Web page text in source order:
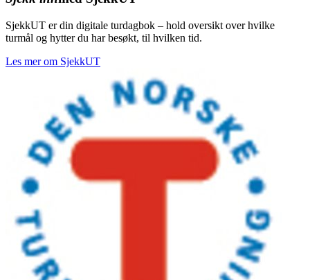
SjekkUT er din digitale turdagbok – hold oversikt over hvilke
turmål og hytter du har besøkt, til hvilken tid.
Les mer om SjekkUT